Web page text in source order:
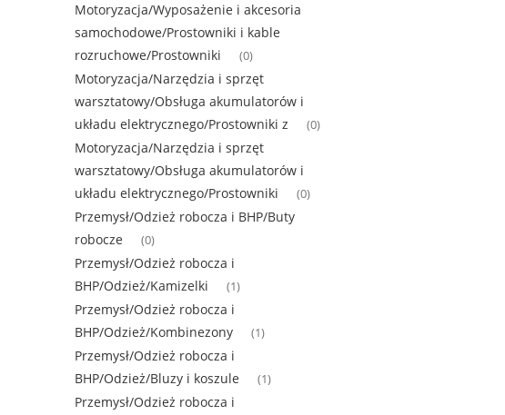
Motoryzacja/Wyposażenie i akcesoria
samochodowe/Prostowniki i kable
rozruchowe/Prostowniki
(0)
Motoryzacja/Narzędzia i sprzęt
warsztatowy/Obsługa akumulatorów i
układu elektrycznego/Prostowniki z
(0)
Motoryzacja/Narzędzia i sprzęt
warsztatowy/Obsługa akumulatorów i
układu elektrycznego/Prostowniki
(0)
Przemysł/Odzież robocza i BHP/Buty
robocze
(0)
Przemysł/Odzież robocza i
BHP/Odzież/Kamizelki
(1)
Przemysł/Odzież robocza i
BHP/Odzież/Kombinezony
(1)
Przemysł/Odzież robocza i
BHP/Odzież/Bluzy i koszule
(1)
Przemysł/Odzież robocza i